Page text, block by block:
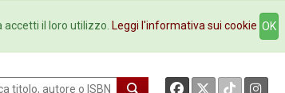
Ebookstore Contatti
il loro utilizzo. Leggi l'informativa sui cookie OK